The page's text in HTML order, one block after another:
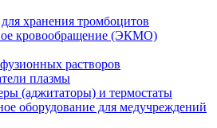
хранения тромбоцитов
кровообращение (ЭКМО)
растворов
плазмы
(аджитаторы) и термостаты
оборудование для медучреждений